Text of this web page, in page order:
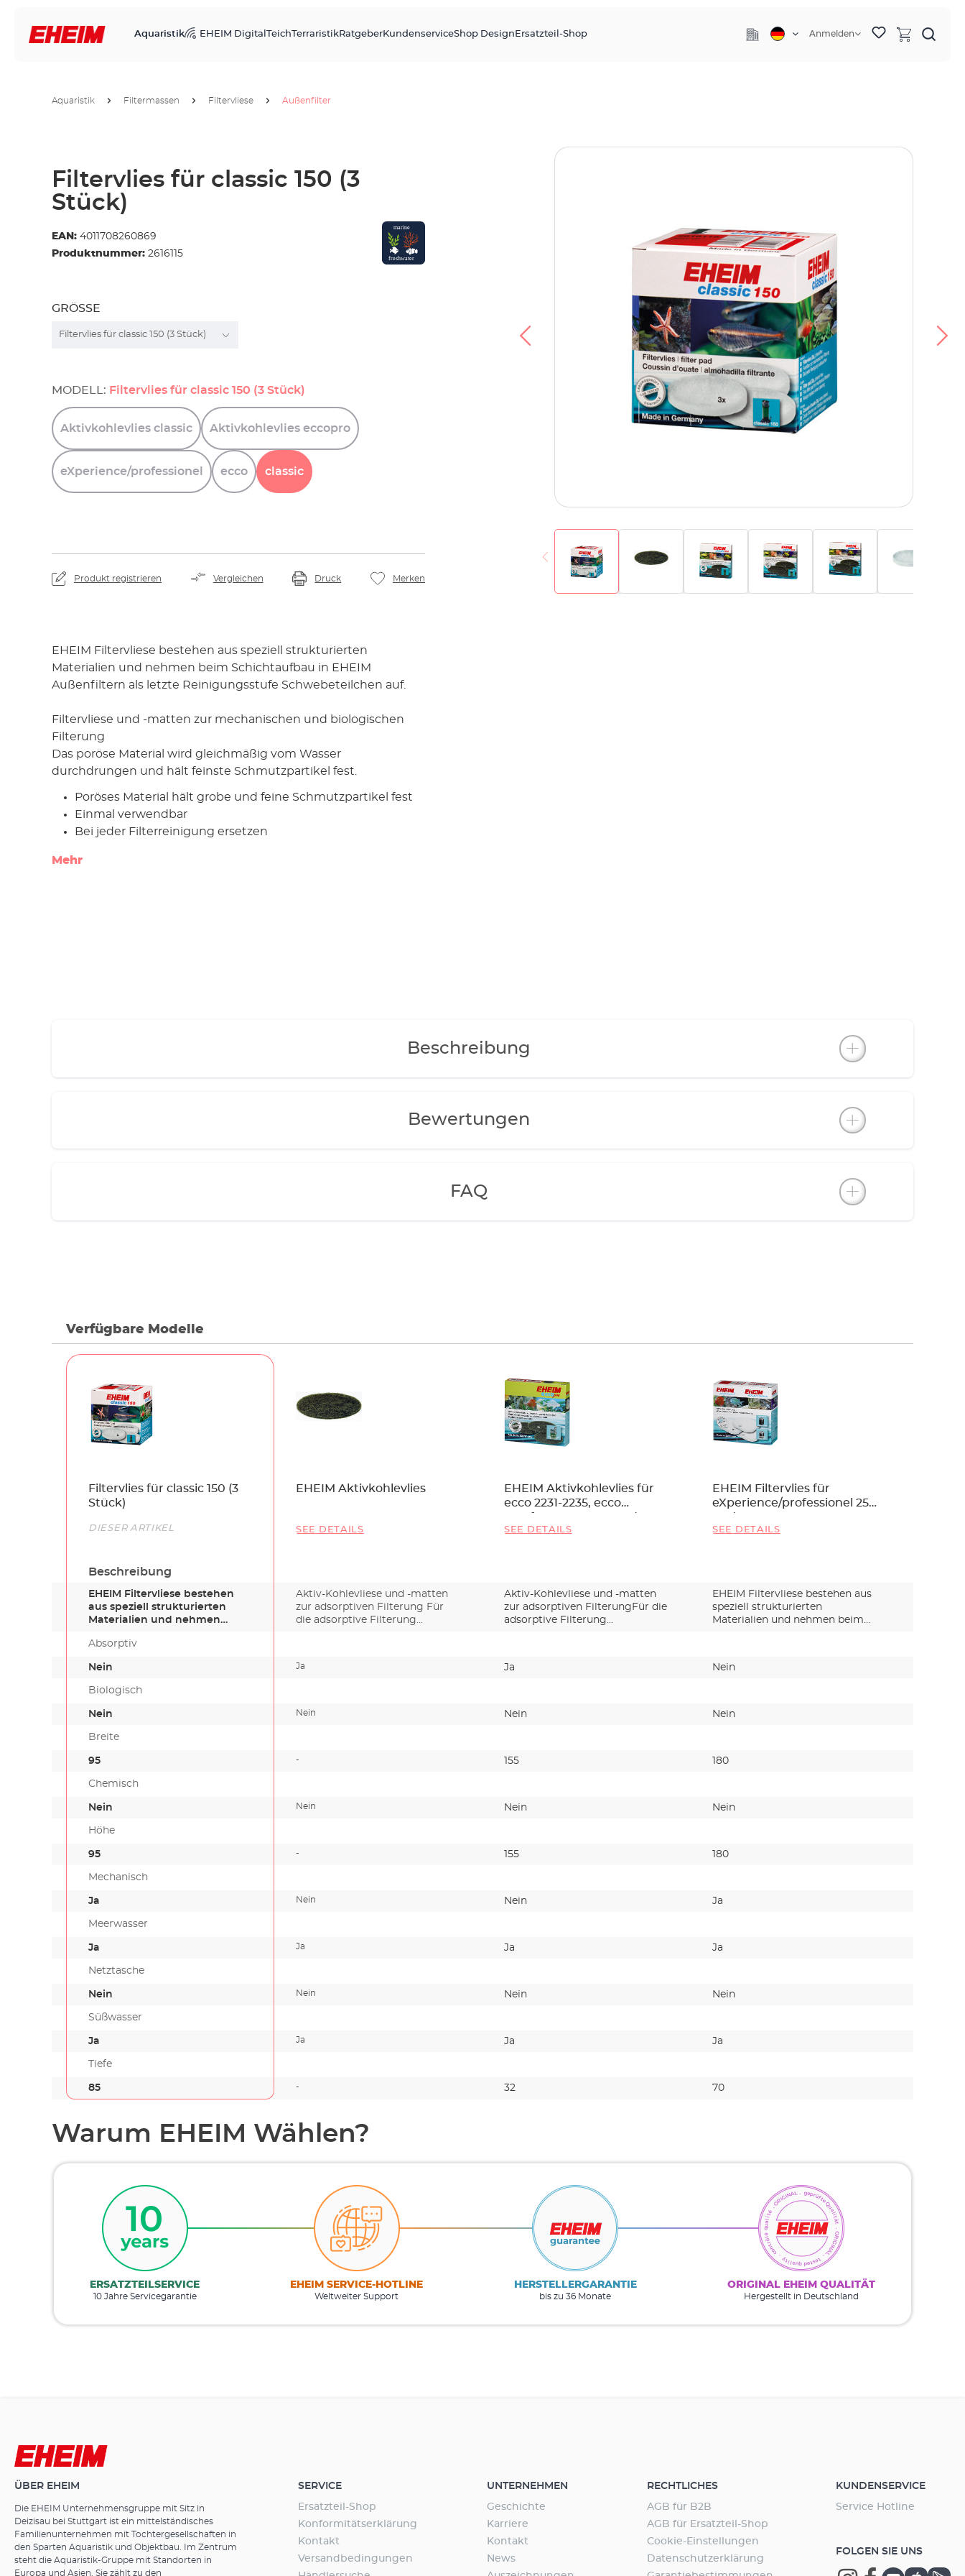
Aquaristik EHEIM Digital TeichTerraristikRatgeberKundenserviceShop Design Ersatzteil-Shop Anmelden
Aquaristik Filtermassen Filtervliese Außenfilter
Filtervlies für classic 150 (3
Stück)
EAN: 4011708260869
Produktnummer: 2616115
GRÖSSE
MODELL: Filtervlies für classic 150 (3 Stück)
Aktivkohlevlies classic Aktivkohlevlies eccopro
eXperience/professionel ecco classic
Produkt registrieren Vergleichen Druck Merken
EHEIM Filtervliese bestehen aus speziell strukturierten
Materialien und nehmen beim Schichtaufbau in EHEIM
Außenfiltern als letzte Reinigungsstufe Schwebeteilchen auf.
Filtervliese und -matten zur mechanischen und biologischen
Filterung
Das poröse Material wird gleichmäßig vom Wasser
durchdrungen und hält feinste Schmutzpartikel fest.
Poröses Material hält grobe und feine Schmutzpartikel fest
Einmal verwendbar
Bei jeder Filterreinigung ersetzen
Mehr
Beschreibung
Bewertungen
FAQ
Verfügbare Modelle
Name
Filtervlies für classic 150 (3
Stück)
EHEIM Aktivkohlevlies
EHEIM Aktivkohlevlies für
ecco 2231-2235, ecco
comfort 2232-2236 und
eccopro 130-300
EHEIM Filtervlies für
eXperience/professionel 250
und 250T
Link
DIESER ARTIKEL SEE DETAILS SEE DETAILS SEE DETAILS
Beschreibung
EHEIM Filtervliese bestehen
aus speziell strukturierten
Materialien und nehmen
Aktiv-Kohlevliese und -matten
zur adsorptiven Filterung Für
die adsorptive Filterung…
Aktiv-Kohlevliese und -matten
zur adsorptiven FilterungFür die
adsorptive Filterung…
EHEIM Filtervliese bestehen aus
speziell strukturierten
Materialien und nehmen beim…
Absorptiv
Nein Ja Ja Nein
Biologisch
Nein Nein Nein Nein
Breite
95 - 155 180
Chemisch
Nein Nein Nein Nein
Höhe
95 - 155 180
Mechanisch
Ja Nein Nein Ja
Meerwasser
Ja Ja Ja Ja
Netztasche
Nein Nein Nein Nein
Süßwasser
Ja Ja Ja Ja
Tiefe
85 - 32 70
Warum EHEIM Wählen?
ERSATZTEILSERVICE
10 Jahre Servicegarantie
EHEIM SERVICE-HOTLINE
Weltweiter Support
HERSTELLERGARANTIE
bis zu 36 Monate
ORIGINAL EHEIM QUALITÄT
Hergestellt in Deutschland
ÜBER EHEIM
Die EHEIM Unternehmensgruppe mit Sitz in
Deizisau bei Stuttgart ist ein mittelständisches
Familienunternehmen mit Tochtergesellschaften in
den Sparten Aquaristik und Objektbau. Im Zentrum
steht die Aquaristik-Gruppe mit Standorten in
Europa und Asien. Sie zählt zu den
SERVICE
Ersatzteil-Shop
Konformitätserklärung
Kontakt
Versandbedingungen
UNTERNEHMEN
Geschichte
Karriere
Kontakt
News
RECHTLICHES
AGB für B2B
AGB für Ersatzteil-Shop
Cookie-Einstellungen
Datenschutzerklärung
KUNDENSERVICE
Service Hotline
FOLGEN SIE UNS